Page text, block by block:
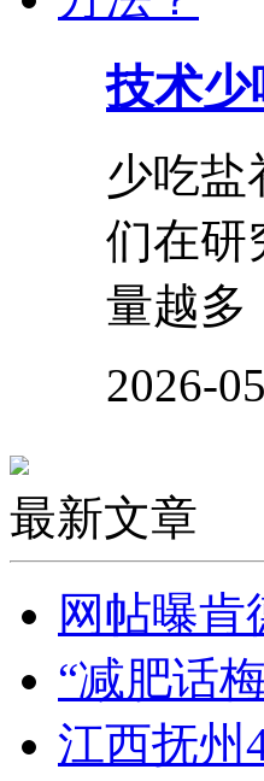
技术少
少吃盐
们在研
量越多
2026-
最新文章
网帖曝
“减肥话
江西抚州